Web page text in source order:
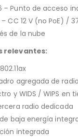
– Punto de acceso
– CC 12 V (no PoE) /
de la nube
relevantes:
agregada de
y WIDS / WIPS en
radio dedicada
baja energía
integrada